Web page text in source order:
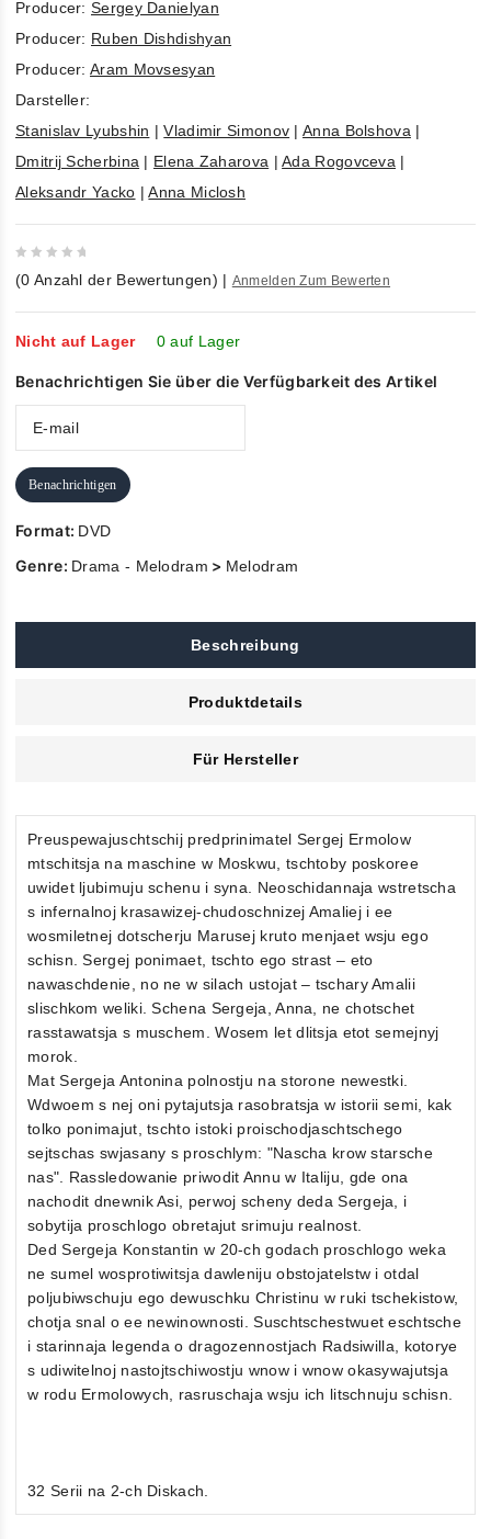
Producer: Sergey Danielyan
Producer: Ruben Dishdishyan
Producer: Aram Movsesyan
Darsteller:
Stanislav Lyubshin |Vladimir Simonov |Anna Bolshova |
Dmitrij Scherbina | Elena Zaharova |Ada Rogovceva |
Aleksandr Yacko |Anna Miclosh
out
of
5
(0 Anzahl der Bewertungen) | Anmelden Zum Bewerten
Nicht auf Lager 0 auf Lager
Benachrichtigen Sie über die Verfügbarkeit des Artikel
Benachrichtigen
Format: DVD
Genre: Drama - Melodram > Melodram
Beschreibung
Produktdetails
Für Hersteller
Preuspewajuschtschij predprinimatel Sergej Ermolow
mtschitsja na maschine w Moskwu, tschtoby poskoree
uwidet ljubimuju schenu i syna. Neoschidannaja wstretscha
s infernalnoj krasawizej-chudoschnizej Amaliej i ee
wosmiletnej dotscherju Marusej kruto menjaet wsju ego
schisn. Sergej ponimaet, tschto ego strast – eto
nawaschdenie, no ne w silach ustojat – tschary Amalii
slischkom weliki. Schena Sergeja, Anna, ne chotschet
rasstawatsja s muschem. Wosem let dlitsja etot semejnyj
morok.
Mat Sergeja Antonina polnostju na storone newestki.
Wdwoem s nej oni pytajutsja rasobratsja w istorii semi, kak
tolko ponimajut, tschto istoki proischodjaschtschego
sejtschas swjasany s proschlym: "Nascha krow starsche
nas". Rassledowanie priwodit Annu w Italiju, gde ona
nachodit dnewnik Asi, perwoj scheny deda Sergeja, i
sobytija proschlogo obretajut srimuju realnost.
Ded Sergeja Konstantin w 20-ch godach proschlogo weka
ne sumel wosprotiwitsja dawleniju obstojatelstw i otdal
poljubiwschuju ego dewuschku Christinu w ruki tschekistow,
chotja snal o ee newinownosti. Suschtschestwuet eschtsche
i starinnaja legenda o dragozennostjach Radsiwilla, kotorye
s udiwitelnoj nastojtschiwostju wnow i wnow okasywajutsja
w rodu Ermolowych, rasruschaja wsju ich litschnuju schisn.
32 Serii na 2-ch Diskach.